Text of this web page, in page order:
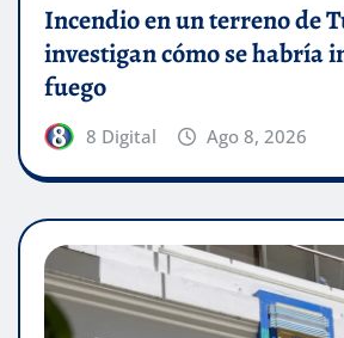
Incendio en un terreno de
investigan cómo se habría
fuego
8 Digital Ago 8, 2026